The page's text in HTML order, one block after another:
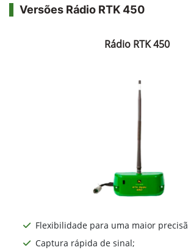
Versões Rádio RTK 450
Rádio RTK 450
Flexibilidade para uma maior
Captura rápida de sinal;